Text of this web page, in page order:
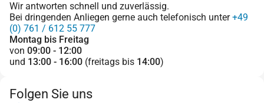
Wir antworten schnell und zuverlässig.
Bei dringenden Anliegen gerne auch telefonisch unter+49
(0) 761 / 612 55 777
Montag bis Freitag
von 09:00 - 12:00
und 13:00 - 16:00 (freitags bis 14:00)
Folgen Sie uns